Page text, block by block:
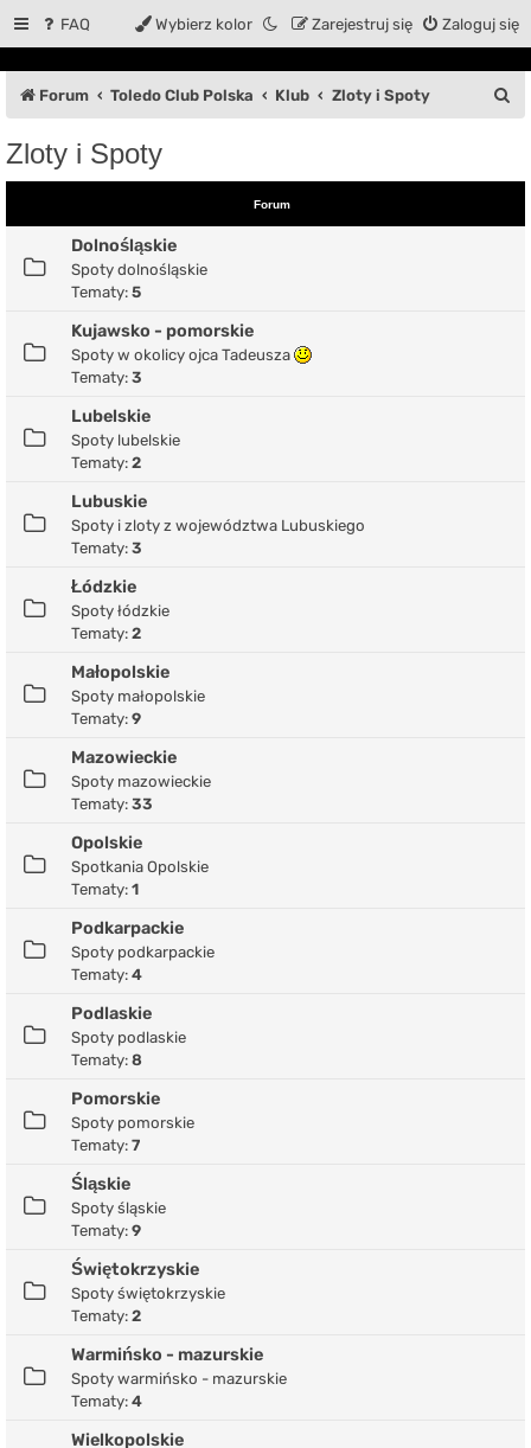
FAQ Zaloguj się
Zarejestruj się
Wybierz kolor
Forum Toledo Club Polska Klub Zloty i Spoty
a
Zloty i Spoty
Forum
Dolnośląskie
Spoty dolnośląskie
Tematy: 5
Kujawsko - pomorskie
Spoty w okolicy ojca Tadeusza
Tematy: 3
Lubelskie
Spoty lubelskie
Tematy: 2
Lubuskie
Spoty i zloty z województwa Lubuskiego
Tematy: 3
Łódzkie
Spoty łódzkie
Tematy: 2
Małopolskie
Spoty małopolskie
Tematy: 9
Mazowieckie
Spoty mazowieckie
Tematy: 33
Opolskie
Spotkania Opolskie
Tematy: 1
Podkarpackie
Spoty podkarpackie
Tematy: 4
Podlaskie
Spoty podlaskie
Tematy: 8
Pomorskie
Spoty pomorskie
Tematy: 7
Śląskie
Spoty śląskie
Tematy: 9
Świętokrzyskie
Spoty świętokrzyskie
Tematy: 2
Warmińsko - mazurskie
Spoty warmińsko - mazurskie
Tematy: 4
Wielkopolskie